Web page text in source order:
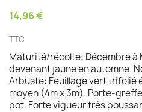
14,96 €
TTC
Maturité/récolte: Décembre à
devenant jaune en automne.
Arbuste: Feuillage vert trifolié
moyen (4m x 3m). Porte-
pot. Forte vigueur très